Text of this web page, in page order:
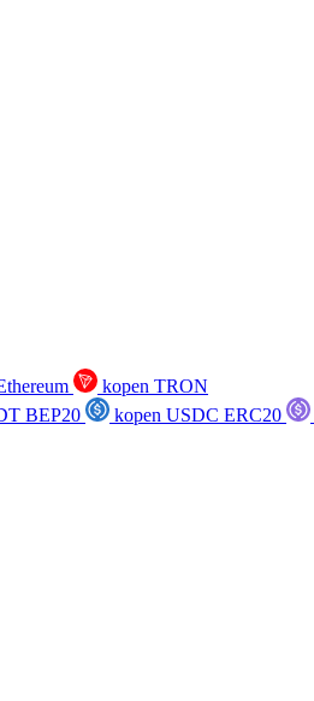
kopen TRON
BEP20 kopen USDC ERC20